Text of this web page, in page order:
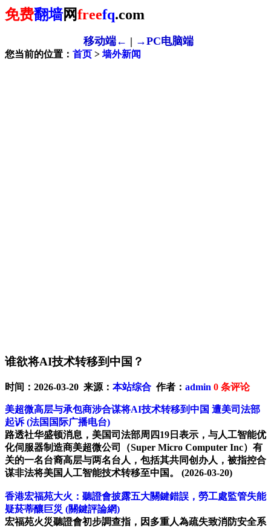
免费翻墙网freefq.com
移动端← | →PC电脑端
您当前的位置： 首页 > 墙外新闻
谁欲将AI技术转移到中国？
时间：2026-03-20 来源： 本站综合 作者： admin 0 条评论
美超微高层与承包商涉合谋将AI技术转移到中国 遭美司法部
起诉 (法国国际广播电台)
路透社华盛顿消息，美国司法部周四19日表示，与人工智能优
化伺服器制造商美超微公司（Super Micro Computer Inc）有
关的一名台裔高层与两名台人，包括其共同创办人，被指控合
谋非法将美国人工智能技术转移至中国。 (2026-03-20)
香港宏福苑大火：聽證會披露五大關鍵錯誤，勞工處監管失能
疑菸蒂釀巨災 (關鍵評論網)
宏福苑火災聽證會初步調查指，因多重人為疏失致消防安全系